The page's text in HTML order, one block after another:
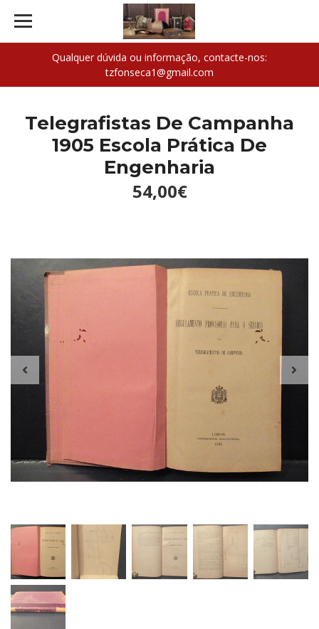
Qualquer dúvida ou informação, contacte-nos:
tzfonseca1@gmail.com
Telegrafistas De Campanha
1905 Escola Prática De
Engenharia
54,00€